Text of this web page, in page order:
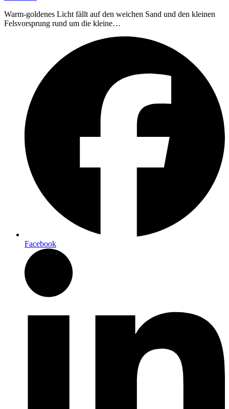
Warm-goldenes Licht fällt auf den weichen Sand und den kleinen
Felsvorsprung rund um die kleine…
Facebook